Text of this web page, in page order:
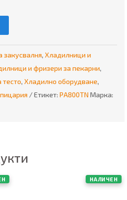
закусвалня, Хладилници и
и фризери за пекарни,
, Хладилно оборудване,
Етикет: PA800TNМарка:
НАЛИЧЕН